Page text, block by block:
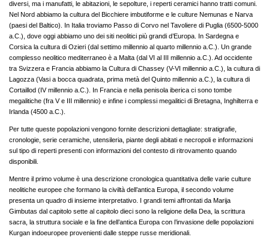
diversi, ma i manufatti, le abitazioni, le sepolture, i reperti ceramici hanno tratti comuni.
Nel Nord abbiamo la cultura del Bicchiere imbutiforme e le culture Nemunas e Narva
(paesi del Baltico). In Italia troviamo Passo di Corvo nel Tavoliere di Puglia (6500-5000
a.C.), dove oggi abbiamo uno dei siti neolitici più grandi d’Europa. In Sardegna e
Corsica la cultura di Ozieri (dal settimo millennio al quarto millennio a.C.). Un grande
complesso neolitico mediterraneo è a Malta (dal VI al III millennio a.C.). Ad occidente
tra Svizzera e Francia abbiamo la Cultura di Chassey (V-VI millennio a.C.), la cultura di
Lagozza (Vasi a bocca quadrata, prima metà del Quinto millennio a.C.), la cultura di
Cortaillod (IV millennio a.C.). In Francia e nella penisola iberica ci sono tombe
megalitiche (fra V e III millennio) e infine i complessi megalitici di Bretagna, Inghilterra e
Irlanda (4500 a.C.).
Per tutte queste popolazioni vengono fornite descrizioni dettagliate: stratigrafie,
cronologie, serie ceramiche, utensileria, piante degli abitati e necropoli e informazioni
sul tipo di reperti presenti con informazioni del contesto di ritrovamento quando
disponibili.
Mentre il primo volume è una descrizione cronologica quantitativa delle varie culture
neolitiche europee che formano la civiltà dell’antica Europa, il secondo volume
presenta un quadro di insieme interpretativo. I grandi temi affrontati da Marija
Gimbutas dal capitolo sette al capitolo dieci sono la religione della Dea, la scrittura
sacra, la struttura sociale e la fine dell’antica Europa con l’invasione delle popolazioni
Kurgan indoeuropee provenienti dalle steppe russe meridionali.